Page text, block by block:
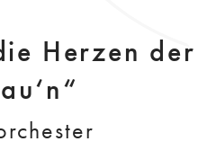
Herzen der